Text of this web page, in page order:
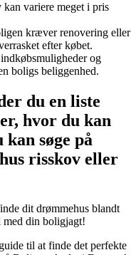
variere meget i pris
kræver renovering eller
efter købet.
og
boligs beliggenhed.
du en liste
hvor du kan
søge på
risskov eller
dit drømmehus blandt
med din boligjagt!
til at finde det perfekte